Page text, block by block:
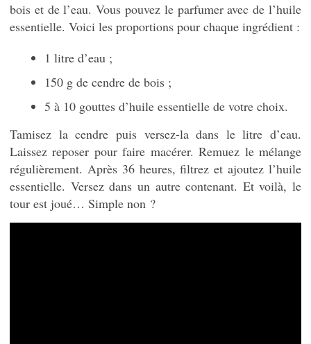
bois et de l’eau. Vous pouvez le parfumer avec de l’huile
essentielle. Voici les proportions pour chaque ingrédient :
1 litre d’eau ;
150 g de cendre de bois ;
5 à 10 gouttes d’huile essentielle de votre choix.
Tamisez la cendre puis versez-la dans le litre d’eau.
Laissez reposer pour faire macérer. Remuez le mélange
régulièrement. Après 36 heures, filtrez et ajoutez l’huile
essentielle. Versez dans un autre contenant. Et voilà, le
tour est joué… Simple non ?